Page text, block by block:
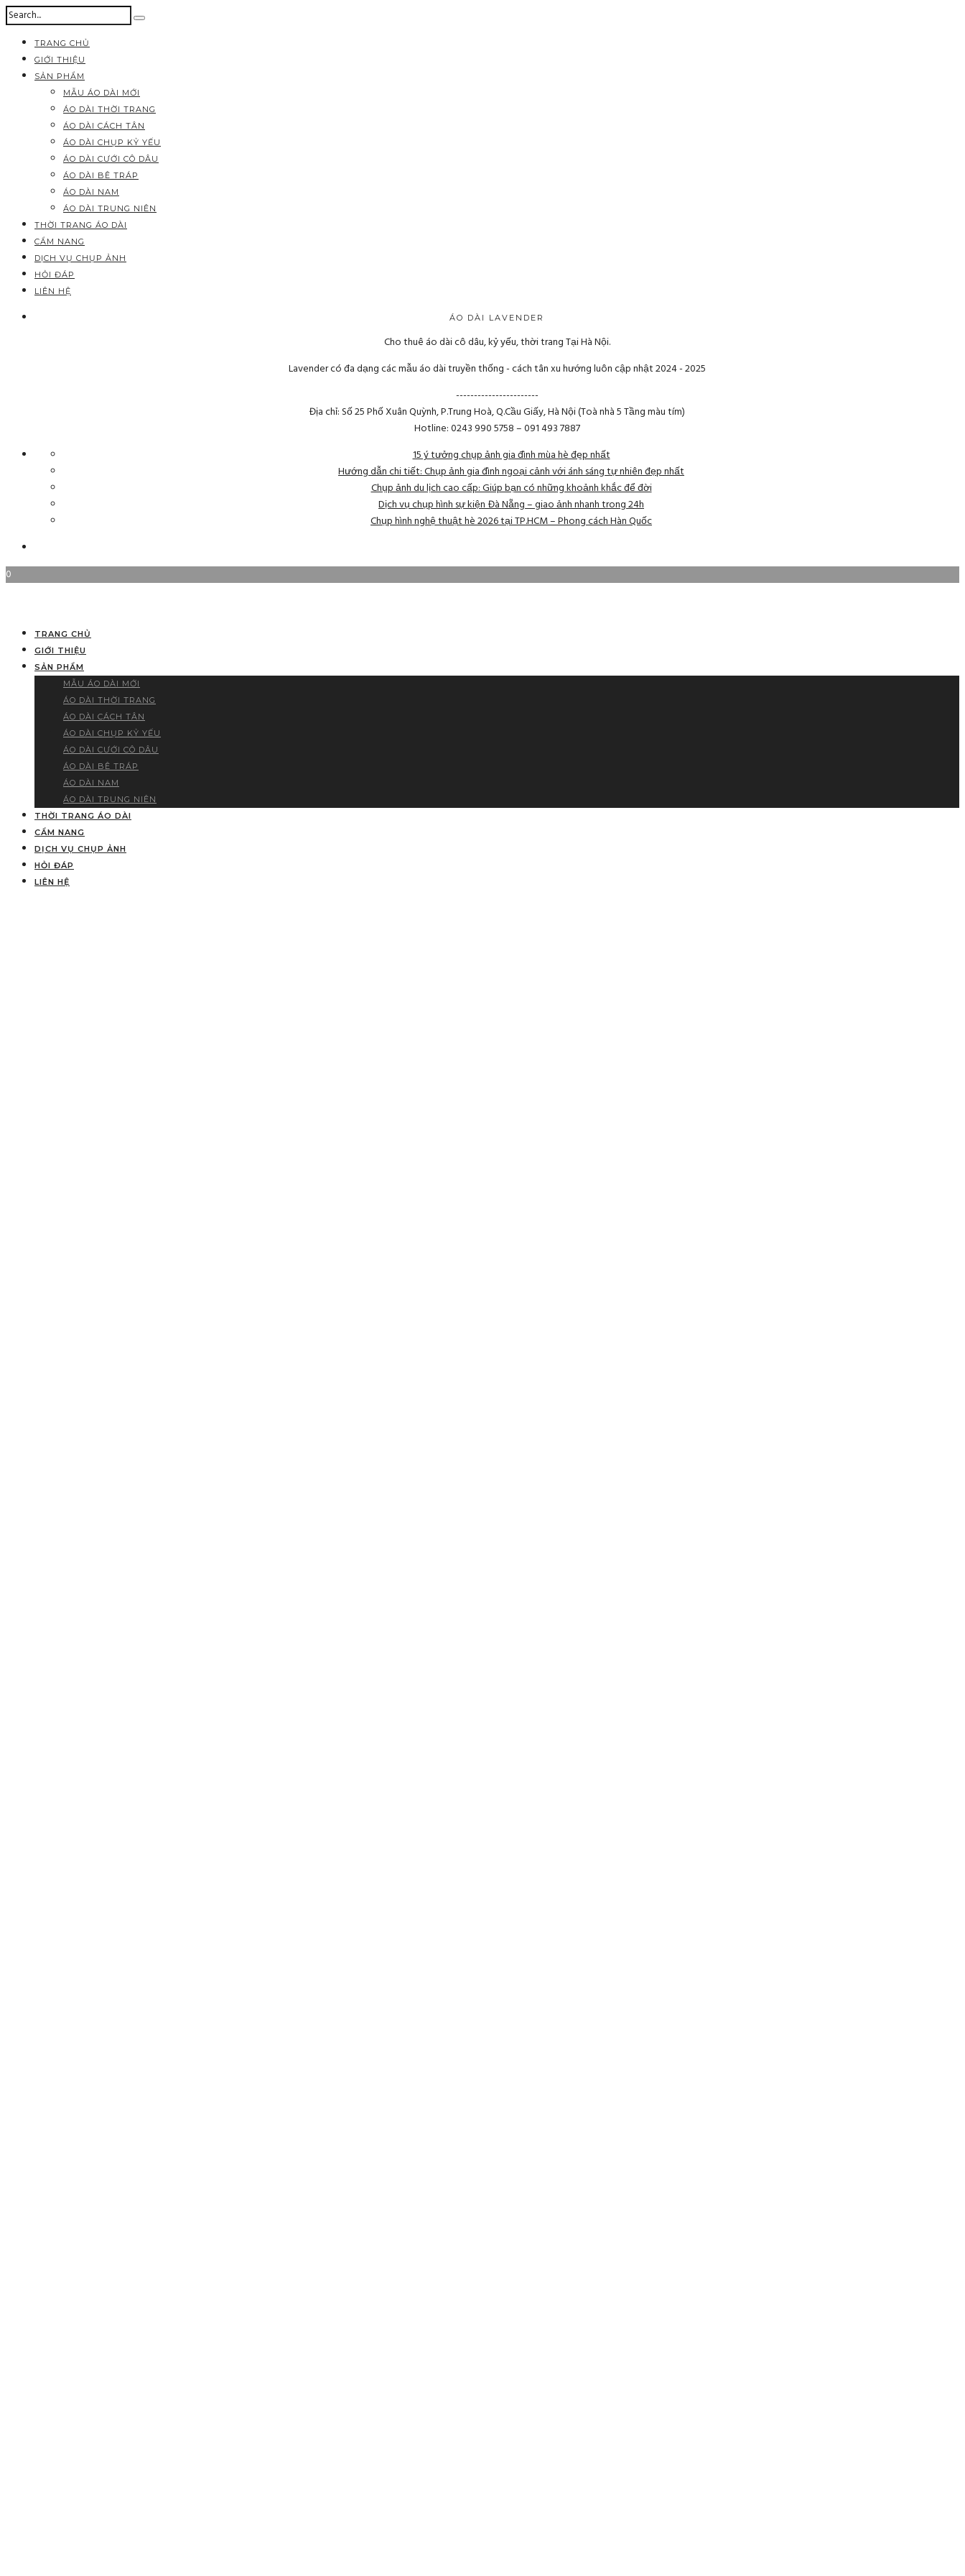
TRANG CHỦ
GIỚI THIỆU
SẢN PHẨM
MẪU ÁO DÀI MỚI
ÁO DÀI THỜI TRANG
ÁO DÀI CÁCH TÂN
ÁO DÀI CHỤP KỶ YẾU
ÁO DÀI CƯỚI CÔ DÂU
ÁO DÀI BÊ TRÁP
ÁO DÀI NAM
ÁO DÀI TRUNG NIÊN
THỜI TRANG ÁO DÀI
CẨM NANG
DỊCH VỤ CHỤP ẢNH
HỎI ĐÁP
LIÊN HỆ
ÁO DÀI LAVENDER
Cho thuê áo dài cô dâu, kỷ yếu, thời trang Tại Hà Nội.
Lavender có đa dạng các mẫu áo dài truyền thống - cách tân xu hướng luôn cập nhật 2024 - 2025
-----------------------
Địa chỉ: Số 25 Phố Xuân Quỳnh, P.Trung Hoà, Q.Cầu Giấy, Hà Nội (Toà nhà 5 Tầng màu tím)
Hotline: 0243 990 5758 – 091 493 7887
15 ý tưởng chụp ảnh gia đình mùa hè đẹp nhất
Hướng dẫn chi tiết: Chụp ảnh gia đình ngoại cảnh với ánh sáng tự nhiên đẹp nhất
Chụp ảnh du lịch cao cấp: Giúp bạn có những khoảnh khắc để đời
Dịch vụ chụp hình sự kiện Đà Nẵng – giao ảnh nhanh trong 24h
Chụp hình nghệ thuật hè 2026 tại TP.HCM – Phong cách Hàn Quốc
0
TRANG CHỦ
GIỚI THIỆU
SẢN PHẨM
MẪU ÁO DÀI MỚI
ÁO DÀI THỜI TRANG
ÁO DÀI CÁCH TÂN
ÁO DÀI CHỤP KỶ YẾU
ÁO DÀI CƯỚI CÔ DÂU
ÁO DÀI BÊ TRÁP
ÁO DÀI NAM
ÁO DÀI TRUNG NIÊN
THỜI TRANG ÁO DÀI
CẨM NANG
DỊCH VỤ CHỤP ẢNH
HỎI ĐÁP
LIÊN HỆ